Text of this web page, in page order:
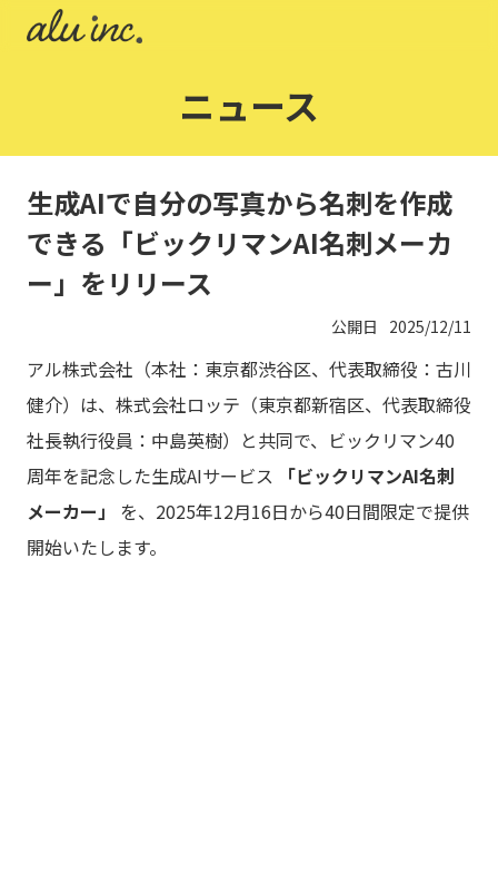
ニュース
生成AIで自分の写真から名刺を作成
できる「ビックリマンAI名刺メーカ
ー」をリリース
公開日 2025/12/11
アル株式会社（本社：東京都渋谷区、代表取締役：古川
健介）は、株式会社ロッテ（東京都新宿区、代表取締役
社長執行役員：中島英樹）と共同で、ビックリマン40
周年を記念した生成AIサービス
「ビックリマンAI名刺
メーカー」
を、2025年12月16日から40日間限定で提供
開始いたします。